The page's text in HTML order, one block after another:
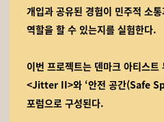
개입과 공유된 경험이 민주적 소
역할을 할 수 있는지를 실험한다.
이번 프로젝트는 덴마크 아티스
<Jitter II>와 ‘안전 공간(Safe
포럼으로 구성된다.